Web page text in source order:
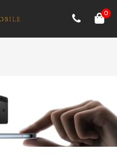
0